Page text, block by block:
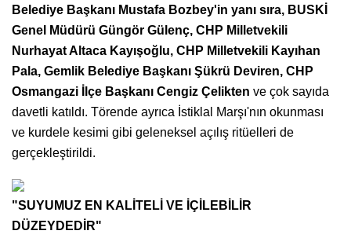
Belediye Başkanı Mustafa Bozbey'in yanı sıra, BUSKİ
Genel Müdürü Güngör Gülenç, CHP Milletvekili
Nurhayat Altaca Kayışoğlu, CHP Milletvekili Kayıhan
Pala, Gemlik Belediye Başkanı Şükrü Deviren, CHP
Osmangazi İlçe Başkanı Cengiz Çelikten ve çok sayıda
davetli katıldı. Törende ayrıca İstiklal Marşı'nın okunması
ve kurdele kesimi gibi geleneksel açılış ritüelleri de
gerçekleştirildi.
"SUYUMUZ EN KALİTELİ VE İÇİLEBİLİR
DÜZEYDEDİR"